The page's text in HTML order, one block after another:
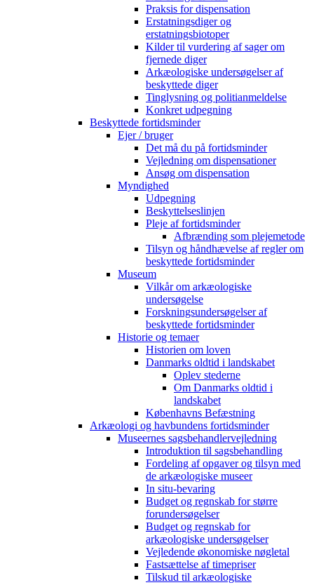
Praksis for dispensation
Erstatningsdiger og
erstatningsbiotoper
Kilder til vurdering af sager om
fjernede diger
Arkæologiske undersøgelser af
beskyttede diger
Tinglysning og politianmeldelse
Konkret udpegning
Beskyttede fortidsminder
Ejer / bruger
Det må du på fortidsminder
Vejledning om dispensationer
Ansøg om dispensation
Myndighed
Udpegning
Beskyttelseslinjen
Pleje af fortidsminder
Afbrænding som plejemetode
Tilsyn og håndhævelse af regler om
beskyttede fortidsminder
Museum
Vilkår om arkæologiske
undersøgelse
Forskningsundersøgelser af
beskyttede fortidsminder
Historie og temaer
Historien om loven
Danmarks oldtid i landskabet
Oplev stederne
Om Danmarks oldtid i
landskabet
Københavns Befæstning
Arkæologi og havbundens fortidsminder
Museernes sagsbehandlervejledning
Introduktion til sagsbehandling
Fordeling af opgaver og tilsyn med
de arkæologiske museer
In situ-bevaring
Budget og regnskab for større
forundersøgelser
Budget og regnskab for
arkæologiske undersøgelser
Vejledende økonomiske nøgletal
Fastsættelse af timepriser
Tilskud til arkæologiske